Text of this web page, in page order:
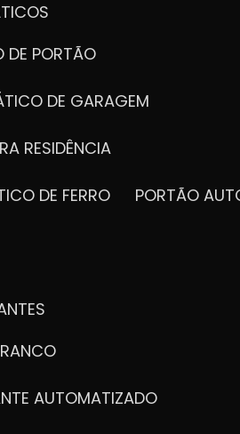
DE PORTÃO
DE GARAGEM
RESIDÊNCIA
DE FERRO PORTÃO
AUTOMATIZADO